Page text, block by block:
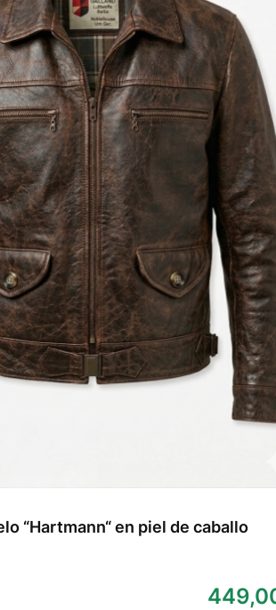
“Hartmann“ en piel de caballo